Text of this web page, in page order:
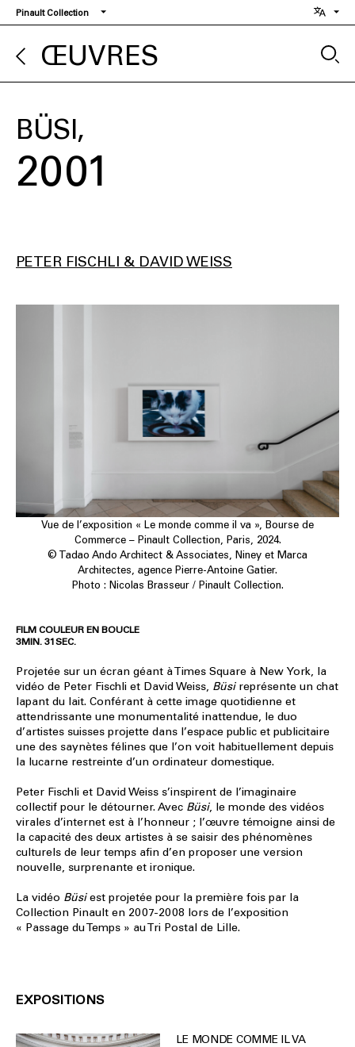
Aller
au
contenu
principal
Pinault Collection
ŒUVRES
BÜSI
2001
PETER FISCHLI & DAVID WEISS
Vue de l’exposition « Le monde comme il va », Bourse de
Commerce – Pinault Collection, Paris, 2024.
© Tadao Ando Architect & Associates, Niney et Marca
Architectes, agence Pierre-Antoine Gatier.
Photo : Nicolas Brasseur / Pinault Collection.
FILM COULEUR EN BOUCLE
3MIN. 31SEC.
Projetée sur un écran géant à Times Square à New York, la
vidéo de Peter Fischli et David Weiss, Büsireprésente un chat
lapant du lait. Conférant à cette image quotidienne et
attendrissante une monumentalité inattendue, le duo
d’artistes suisses projette dans l’espace public et publicitaire
une des saynètes félines que l’on voit habituellement depuis
la lucarne restreinte d’un ordinateur domestique.
Peter Fischli et David Weiss s’inspirent de l’imaginaire
collectif pour le détourner. Avec Büsi, le monde des vidéos
virales d’internet est à l’honneur ; l’œuvre témoigne ainsi de
la capacité des deux artistes à se saisir des phénomènes
culturels de leur temps afin d’en proposer une version
nouvelle, surprenante et ironique.
La vidéo Büsiest projetée pour la première fois par la
Collection Pinault en 2007-2008 lors de l’exposition
« Passage du Temps » au Tri Postal de Lille.
EXPOSITIONS
LE MONDE COMME IL VA